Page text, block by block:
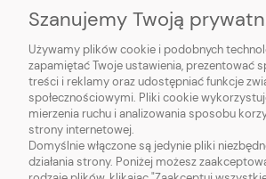
O NAS
OBSŁUGA KLIENTA
Szanujemy Twoją
Używamy plików cookie i podobnych
zapamiętać Twoje ustawienia, prezentować
treści i reklamy oraz udostępniać funkcje
społecznościowymi. Pliki cookie
mierzenia ruchu i analizowania sposobu
strony internetowej.
Domyślnie włączone są jedynie pliki
działania strony. Poniżej możesz